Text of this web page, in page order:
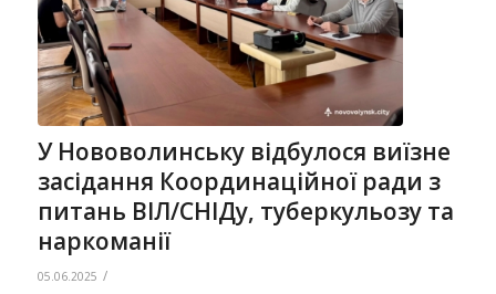
У Нововолинську відбулося виїзне
засідання Координаційної ради з
питань ВІЛ/СНІДу, туберкульозу та
наркоманії
05.06.2025 /